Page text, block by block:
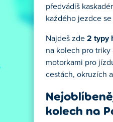
předvádíš
každého jezdce
Najdeš zde 2 typy
na kolech pro triky
motorkami pro
cestách, okruzích
kolech na